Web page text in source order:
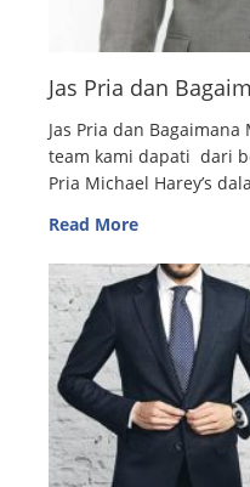
Jas Pria dan
Jas Pria dan
team kami dapati dari
Pria Michael Harey’s
Read More